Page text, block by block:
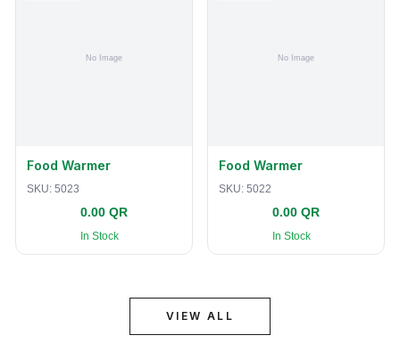
Food Warmer
SKU: 5023
0.00 QR
In Stock
Food Warmer
SKU: 5022
0.00 QR
In Stock
VIEW ALL